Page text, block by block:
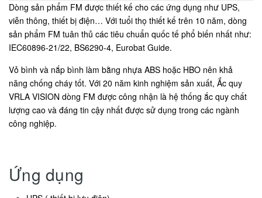
Dòng sản phẩm FM được thiết kế cho các ứng dụng như UPS,
viễn thông, thiết bị điện… Với tuổi thọ thiết kế trên 10 năm, dòng
sản phẩm FM tuân thủ các tiêu chuẩn quốc tế phổ biến nhất như:
IEC60896-21/22, BS6290-4, Eurobat Guide.
Vỏ bình và nắp bình làm bằng nhựa ABS hoặc HBO nên khả
năng chống cháy tốt. Với 20 năm kinh nghiệm sản xuất, Ắc quy
VRLA VISION dòng FM được công nhận là hệ thống ắc quy chất
lượng cao và đáng tin cậy nhất được sử dụng trong các ngành
công nghiệp.
Ứng dụng